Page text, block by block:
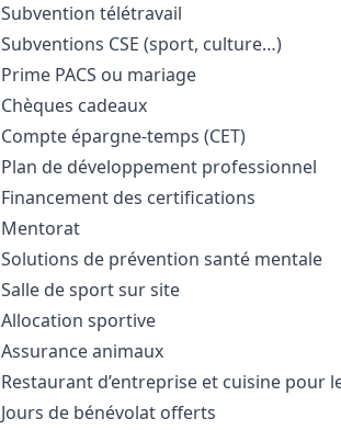
Subvention télétravail
Subventions CSE (sport, culture…)
Prime PACS ou mariage
Chèques cadeaux
Compte épargne-temps (CET)
Plan de développement professionnel
Financement des certifications
Mentorat
Solutions de prévention santé mentale
Salle de sport sur site
Allocation sportive
Assurance animaux
Restaurant d’entreprise et cuisine pour
Jours de bénévolat offerts